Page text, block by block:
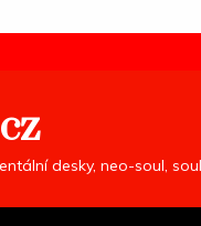
desky, neo-soul,